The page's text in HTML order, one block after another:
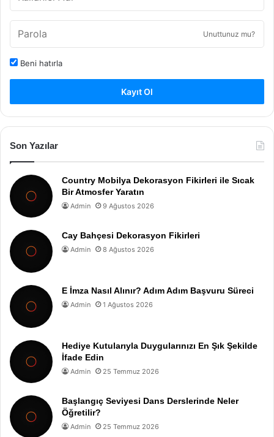
Unuttunuz mu?
Beni hatırla
Kayıt Ol
Son Yazılar
Country Mobilya Dekorasyon Fikirleri ile Sıcak
Bir Atmosfer Yaratın
Admin 9 Ağustos 2026
Cay Bahçesi Dekorasyon Fikirleri
Admin 8 Ağustos 2026
E İmza Nasıl Alınır? Adım Adım Başvuru Süreci
Admin 1 Ağustos 2026
Hediye Kutularıyla Duygularınızı En Şık Şekilde
İfade Edin
Admin 25 Temmuz 2026
Başlangıç Seviyesi Dans Derslerinde Neler
Öğretilir?
Admin 25 Temmuz 2026